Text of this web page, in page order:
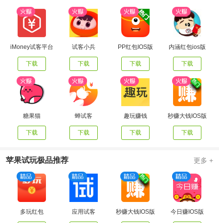
iMoney试客平台
下载
试客小兵
下载
PP红包IOS版
下载
内涵红包ios版
下载
糖果猫
下载
蝉试客
下载
趣玩赚钱
下载
秒赚大钱IOS版
下载
苹果试玩极品推荐 更多 +
多玩红包 应用试客 秒赚大钱IOS版 今日赚IOS版